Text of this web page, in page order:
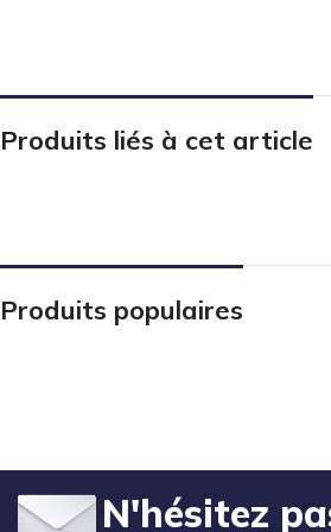
Produits liés à cet article
Produits populaires
N'hésitez